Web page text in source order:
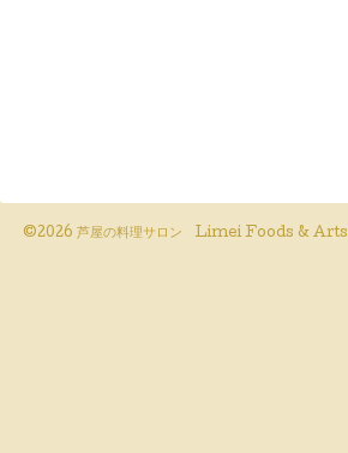
©2026 芦屋の料理サロン Limei Foods & Arts